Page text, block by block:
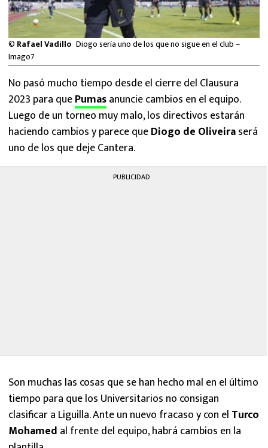
LIGA MX
NFL
© Rafael Vadillo Diogo sería uno de los que no sigue en el club –
Imago7
No pasó mucho tiempo desde el cierre del Clausura
2023 para quePumasanuncie cambios en el equipo.
Luego de un torneo muy malo, los directivos estarán
haciendo cambios y parece queDiogo de Oliveiraserá
uno de los que deje Cantera.
PUBLICIDAD
Son muchas las cosas que se han hecho mal en el último
tiempo para que los Universitarios no consigan
clasificar a Liguilla. Ante un nuevo fracaso y con el Turco
Mohamed al frente del equipo, habrá cambios en la